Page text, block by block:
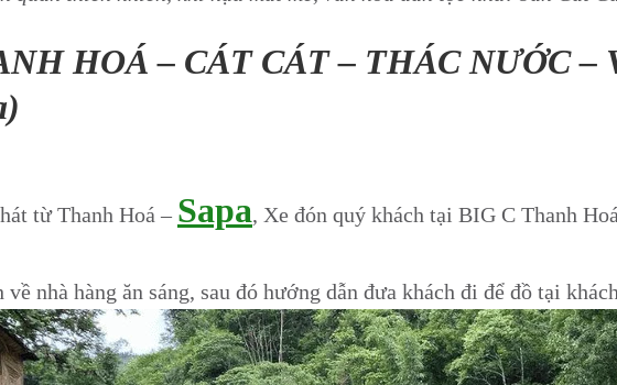
HOÁ – CÁT CÁT – THÁC NƯỚC –
từ Thanh Hoá – Sapa, Xe đón quý khách tại BIG C Thanh
nhà hàng ăn sáng, sau đó hướng dẫn đưa khách đi để đồ tại